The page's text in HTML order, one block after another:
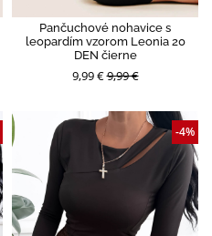
Pančuchové nohavice s
leopardím vzorom Leonia 20
DEN čierne
9,99 €9,99 €
-4%